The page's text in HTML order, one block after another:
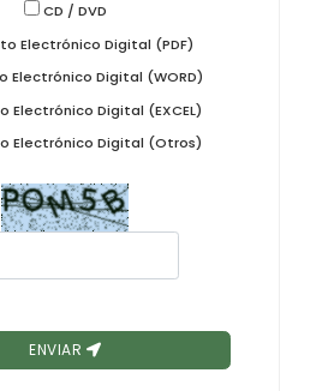
CD / DVD
Electrónico Digital (PDF)
Electrónico Digital (WORD)
Electrónico Digital (EXCEL)
Electrónico Digital (Otros)
ENVIAR